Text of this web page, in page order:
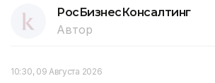
РосБизнесКонсалтинг
Автор
10:30, 09 Августа 2026